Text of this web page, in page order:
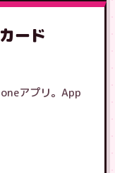
ード
アプリ。App